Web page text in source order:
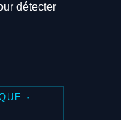
détecter
·